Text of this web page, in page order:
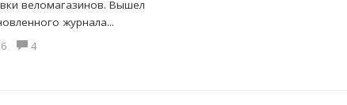
веломагазинов. Вышел
журнала...
4